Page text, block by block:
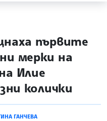
първите
мерки на
Илие
колички
ГАНЧЕВА